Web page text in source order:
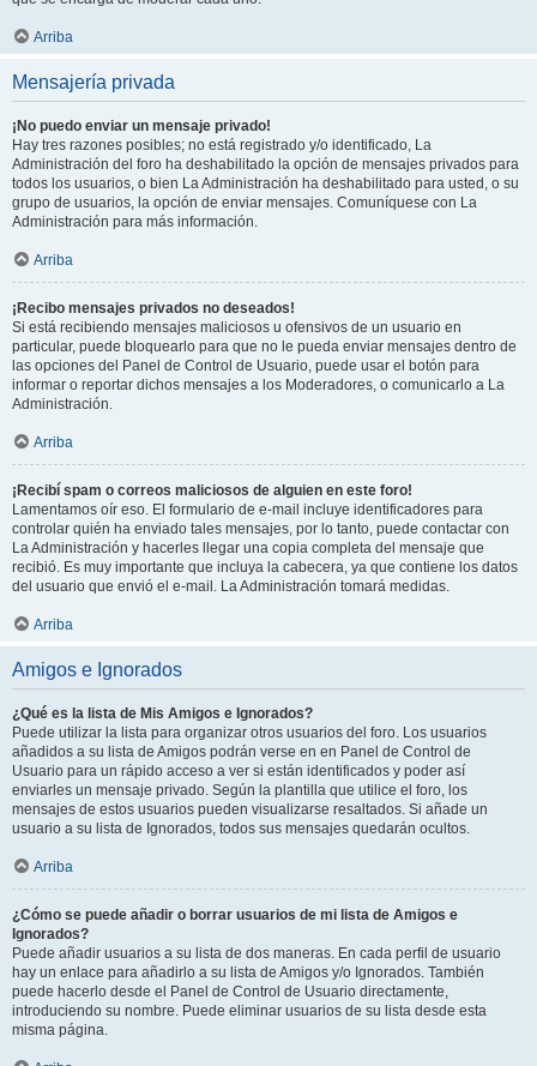
Arriba
Mensajería privada
¡No puedo enviar un mensaje privado!
Hay tres razones posibles; no está registrado y/o identificado, La
Administración del foro ha deshabilitado la opción de mensajes privados para
todos los usuarios, o bien La Administración ha deshabilitado para usted, o su
grupo de usuarios, la opción de enviar mensajes. Comuníquese con La
Administración para más información.
Arriba
¡Recibo mensajes privados no deseados!
Si está recibiendo mensajes maliciosos u ofensivos de un usuario en
particular, puede bloquearlo para que no le pueda enviar mensajes dentro de
las opciones del Panel de Control de Usuario, puede usar el botón para
informar o reportar dichos mensajes a los Moderadores, o comunicarlo a La
Administración.
Arriba
¡Recibí spam o correos maliciosos de alguien en este foro!
Lamentamos oír eso. El formulario de e-mail incluye identificadores para
controlar quién ha enviado tales mensajes, por lo tanto, puede contactar con
La Administración y hacerles llegar una copia completa del mensaje que
recibió. Es muy importante que incluya la cabecera, ya que contiene los datos
del usuario que envió el e-mail. La Administración tomará medidas.
Arriba
Amigos e Ignorados
¿Qué es la lista de Mis Amigos e Ignorados?
Puede utilizar la lista para organizar otros usuarios del foro. Los usuarios
añadidos a su lista de Amigos podrán verse en en Panel de Control de
Usuario para un rápido acceso a ver si están identificados y poder así
enviarles un mensaje privado. Según la plantilla que utilice el foro, los
mensajes de estos usuarios pueden visualizarse resaltados. Si añade un
usuario a su lista de Ignorados, todos sus mensajes quedarán ocultos.
Arriba
¿Cómo se puede añadir o borrar usuarios de mi lista de Amigos e
Ignorados?
Puede añadir usuarios a su lista de dos maneras. En cada perfil de usuario
hay un enlace para añadirlo a su lista de Amigos y/o Ignorados. También
puede hacerlo desde el Panel de Control de Usuario directamente,
introduciendo su nombre. Puede eliminar usuarios de su lista desde esta
misma página.